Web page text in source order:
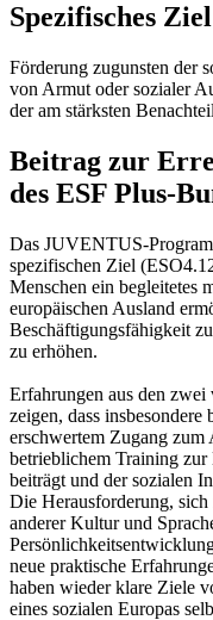
Spezifisches Ziel
Förderung zugunsten der
von Armut oder sozialer
der am stärksten
Beitrag zur
des ESF Plus-
Das JUVENTUS-
spezifischen Ziel
Menschen ein begleitetes
europäischen Ausland
Beschäftigungsfähigkeit
zu erhöhen.
Erfahrungen aus den zwei
zeigen, dass
erschwertem Zugang
betrieblichem Training
beiträgt und der sozialen
Die Herausforderung,
anderer Kultur und
neue praktische
haben wieder klare Ziele
eines sozialen Europas